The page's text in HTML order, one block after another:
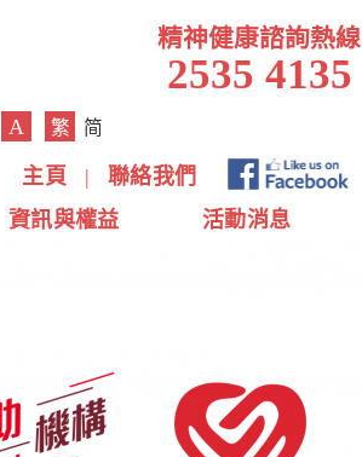
精神健康諮詢熱線
2535 4135
A 繁 简
主頁 |
聯絡我們
資訊與權益 活動消息